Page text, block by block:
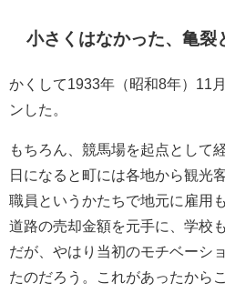
小さくはなかった、亀裂
かくして1933年（昭和8年）11
ンした。
もちろん、競馬場を起点として
日になると町には各地から観光
職員というかたちで地元に雇用
道路の売却金額を元手に、学校
だが、やはり当初のモチベーシ
たのだろう。これがあったから